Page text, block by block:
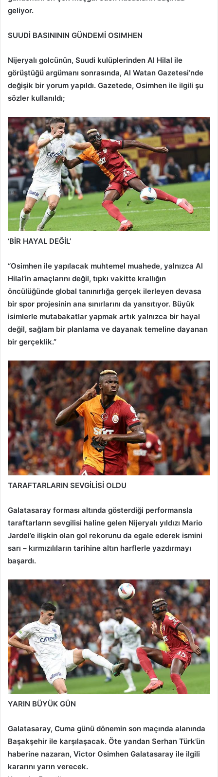
geliyor.
SUUDİ BASINININ GÜNDEMİ OSIMHEN
Nijeryalı golcünün, Suudi kulüplerinden Al Hilal ile
görüştüğü argümanı sonrasında, Al Watan Gazetesi’nde
değişik bir yorum yapıldı. Gazetede, Osimhen ile ilgili şu
sözler kullanıldı;
‘BİR HAYAL DEĞİL’
“Osimhen ile yapılacak muhtemel muahede, yalnızca Al
Hilal’in amaçlarını değil, tıpkı vakitte krallığın
öncülüğünde global tanınırlığa gerçek ilerleyen devasa
bir spor projesinin ana sınırlarını da yansıtıyor. Büyük
isimlerle mutabakatlar yapmak artık yalnızca bir hayal
değil, sağlam bir planlama ve dayanak temeline dayanan
bir gerçeklik.”
TARAFTARLARIN SEVGİLİSİ OLDU
Galatasaray forması altında gösterdiği performansla
taraftarların sevgilisi haline gelen Nijeryalı yıldızı Mario
Jardel’e ilişkin olan gol rekorunu da egale ederek ismini
sarı – kırmızılıların tarihine altın harflerle yazdırmayı
başardı.
YARIN BÜYÜK GÜN
Galatasaray, Cuma günü dönemin son maçında alanında
Başakşehir ile karşılaşacak. Öte yandan Serhan Türk’ün
haberine nazaran, Victor Osimhen Galatasaray ile ilgili
kararını yarın verecek.